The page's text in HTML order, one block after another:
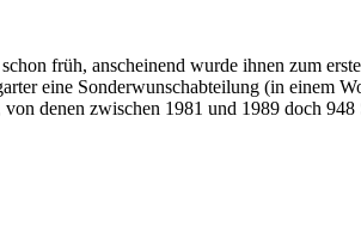
früh, anscheinend wurde ihnen zum
eine Sonderwunschabteilung (in einem
denen zwischen 1981 und 1989 doch